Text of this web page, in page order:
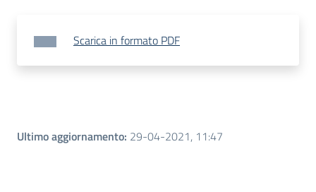
Scarica in formato PDF
Ultimo aggiornamento: 29-04-2021, 11:47